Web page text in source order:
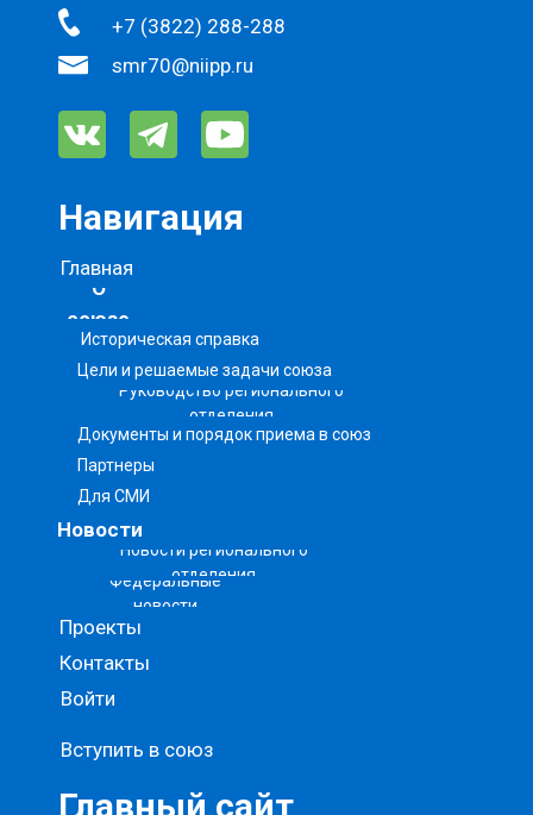
+7 (3822) 288-288
Главный сайт
smr70@niipp.ru
О
союзе
Новости
Проекты
Контакты
Навигация
Главная
Войти
Вступить в союз
Историческая справка
Цели и решаемые задачи союза
Руководство регионального
отделения
Документы и порядок приема в союз
Партнеры
Для СМИ
Новости регионального
отделения
Федеральные
новости